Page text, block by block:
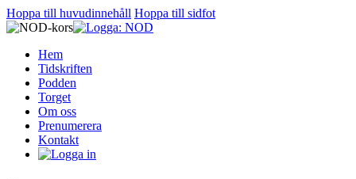
Hoppa till huvudinnehåll Hoppa till sidfot
Hem
Tidskriften
Podden
Torget
Om oss
Prenumerera
Kontakt